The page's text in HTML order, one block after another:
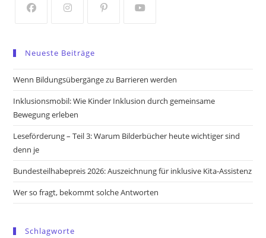
tab
tab
a
new
new
a
new
new
Neueste Beiträge
Wenn Bildungsübergänge zu Barrieren werden
Inklusionsmobil: Wie Kinder Inklusion durch gemeinsame
Bewegung erleben
Leseförderung – Teil 3: Warum Bilderbücher heute wichtiger sind
denn je
Bundesteilhabepreis 2026: Auszeichnung für inklusive Kita-Assistenz
Wer so fragt, bekommt solche Antworten
Schlagworte